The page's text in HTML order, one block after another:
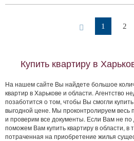
1 2
Купить квартиру в
На нашем сайте Вы найдете большое
квартир в Харькове и области. Агентство
позаботится о том, чтобы Вы смогли
выгодной цене. Мы проконтролируем весь
и проверим все документы. Если Вам не по
поможем Вам купить квартиру в области, в
потраченная на приобретение жилья